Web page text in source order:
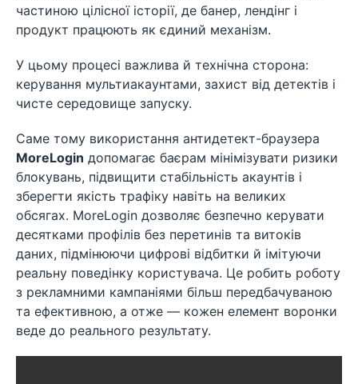
частиною цілісної історії, де банер, лендінг і
продукт працюють як єдиний механізм.
У цьому процесі важлива й технічна сторона:
керування мультиакаунтами, захист від детектів і
чисте середовище запуску.
Саме тому використання антидетект-браузера
MoreLogin допомагає баєрам мінімізувати ризики
блокувань, підвищити стабільність акаунтів і
зберегти якість трафіку навіть на великих
обсягах. MoreLogin дозволяє безпечно керувати
десятками профілів без перетинів та витоків
даних, підмінюючи цифрові відбитки й імітуючи
реальну поведінку користувача. Це робить роботу
з рекламними кампаніями більш передбачуваною
та ефективною, а отже — кожен елемент воронки
веде до реального результату.